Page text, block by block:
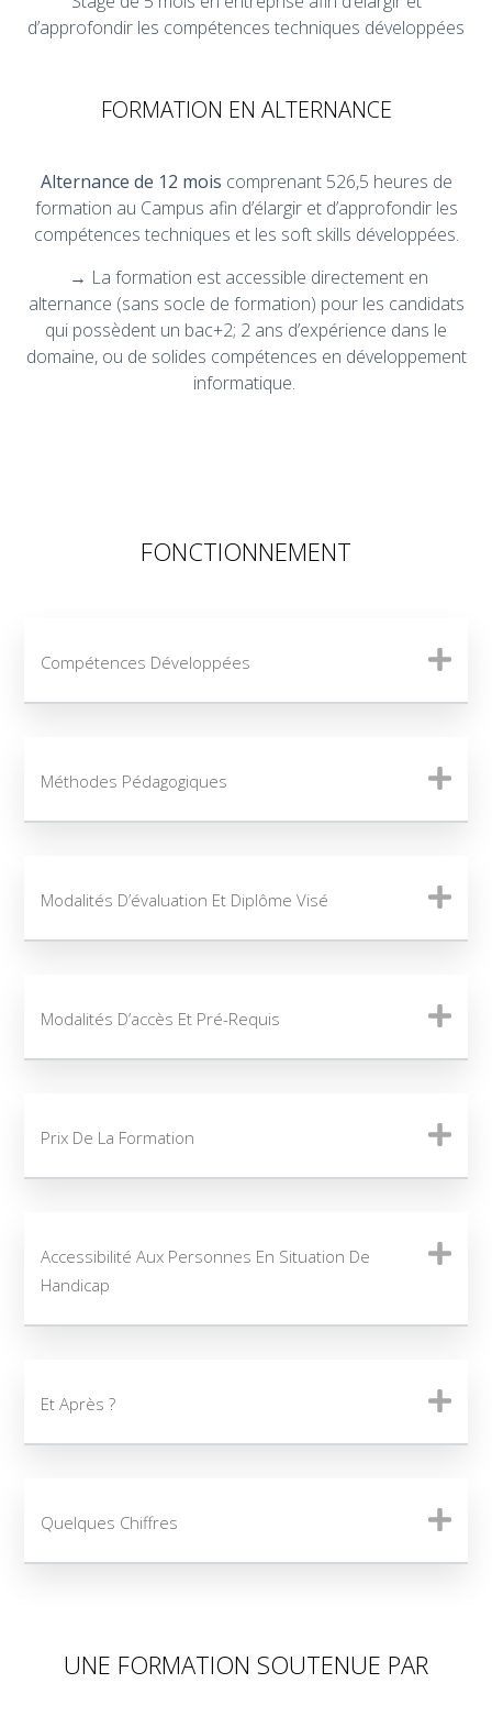
d’approfondir les compétences techniques développées
FORMATION EN ALTERNANCE
Alternance de 12 mois comprenant 526,5 heures de
formation au Campus afin d’élargir et d’approfondir les
compétences techniques et les soft skills développées.
→ La formation est accessible directement en
alternance (sans socle de formation) pour les candidats
qui possèdent un bac+2; 2 ans d’expérience dans le
domaine, ou de solides compétences en développement
informatique.
FONCTIONNEMENT
Compétences Développées
Méthodes Pédagogiques
Modalités D’évaluation Et Diplôme Visé
Modalités D’accès Et Pré-Requis
Prix De La Formation
Accessibilité Aux Personnes En Situation De
Handicap
Et Après ?
Quelques Chiffres
UNE FORMATION SOUTENUE PAR